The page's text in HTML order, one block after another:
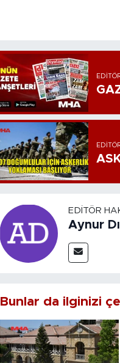
EDITÖR
Aynur
Bunlar da ilginizi